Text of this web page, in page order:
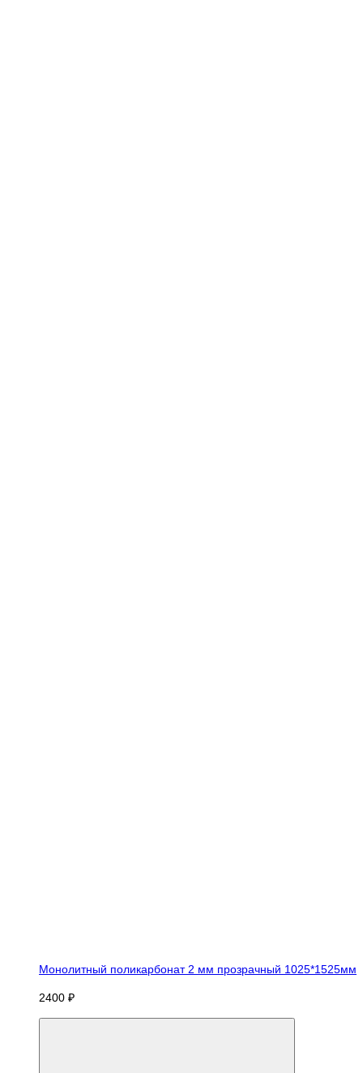
Монолитный поликарбонат 2 мм прозрачный 1025*1525мм
2400 ₽